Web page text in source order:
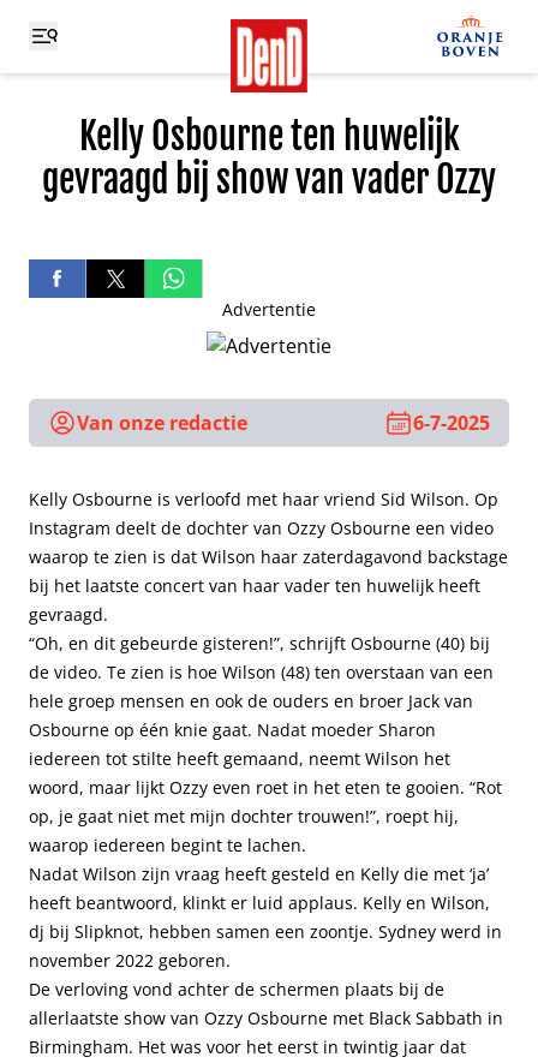
Kelly Osbourne ten huwelijk
gevraagd bij show van vader Ozzy
Advertentie
Van onze redactie 6-7-2025
Kelly Osbourne is verloofd met haar vriend Sid Wilson. Op
Instagram deelt de dochter van Ozzy Osbourne een video
waarop te zien is dat Wilson haar zaterdagavond backstage
bij het laatste concert van haar vader ten huwelijk heeft
gevraagd.
“Oh, en dit gebeurde gisteren!”, schrijft Osbourne (40) bij
de video. Te zien is hoe Wilson (48) ten overstaan van een
hele groep mensen en ook de ouders en broer Jack van
Osbourne op één knie gaat. Nadat moeder Sharon
iedereen tot stilte heeft gemaand, neemt Wilson het
woord, maar lijkt Ozzy even roet in het eten te gooien. “Rot
op, je gaat niet met mijn dochter trouwen!”, roept hij,
waarop iedereen begint te lachen.
Nadat Wilson zijn vraag heeft gesteld en Kelly die met ‘ja’
heeft beantwoord, klinkt er luid applaus. Kelly en Wilson,
dj bij Slipknot, hebben samen een zoontje. Sydney werd in
november 2022 geboren.
De verloving vond achter de schermen plaats bij de
allerlaatste show van Ozzy Osbourne met Black Sabbath in
Birmingham. Het was voor het eerst in twintig jaar dat